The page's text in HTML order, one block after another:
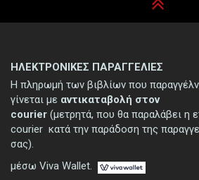
ΗΛΕΚΤΡΟΝΙΚΕΣ ΠΑΡΑΓΓΕΛΙΕΣ
Η πληρωμή των βιβλίων που
γίνεται με αντικαταβολή στον
courier (μετρητά, που θα παραλάβει η
courier κατά την παράδοση της
σας).
μέσω Viva Wallet.